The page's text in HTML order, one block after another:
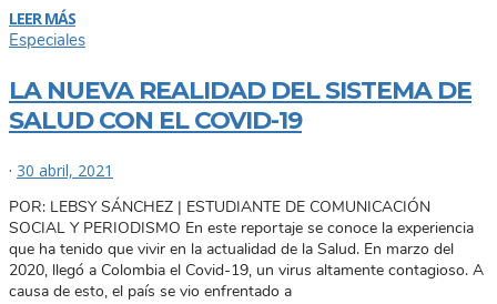
LEER MÁS
Especiales
LA NUEVA REALIDAD DEL SISTEMA DE
SALUD CON EL COVID-19
· 30 abril, 2021
POR: LEBSY SÁNCHEZ | ESTUDIANTE DE COMUNICACIÓN
SOCIAL Y PERIODISMO En este reportaje se conoce la experiencia
que ha tenido que vivir en la actualidad de la Salud. En marzo del
2020, llegó a Colombia el Covid-19, un virus altamente contagioso. A
causa de esto, el país se vio enfrentado a